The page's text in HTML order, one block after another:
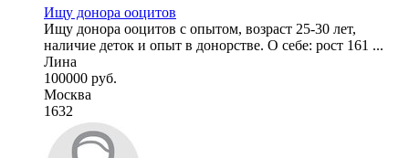
Ищу донора ооцитов
Ищу донора ооцитов с опытом, возраст 25-30 лет,
наличие деток и опыт в донорстве. О себе: рост 161 ...
Лина
100000 руб.
Москва
1632